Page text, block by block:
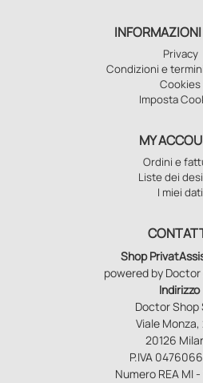
Privacy
Condizioni e
Cookies
Imposta
MY
Ordini e
Liste dei
I miei dati
Shop
powered by Doctor
Indirizzo
Doctor Shop
Viale Monza,
20126
P.IVA
Numero REA MI -